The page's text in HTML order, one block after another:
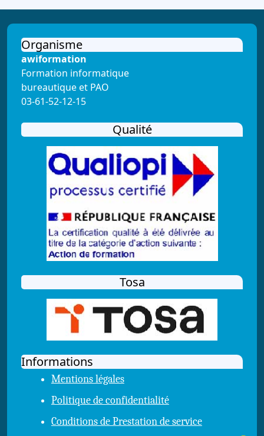
Organisme
awiformation
Formation informatique
bureautique et PAO
03-61-52-12-15
Qualité
Tosa
Informations
Mentions légales
Politique de confidentialité
Conditions de Prestation de service